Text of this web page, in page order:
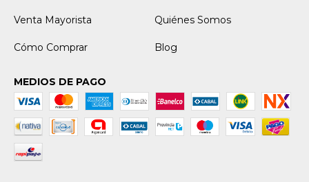
Venta Mayorista Quiénes Somos
Cómo Comprar Blog
MEDIOS DE PAGO